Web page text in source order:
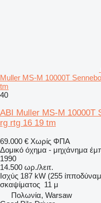
Muller MS-M 10000T
tm
40
ABI Muller MS-M 10000T
rg rtg 16 19 tm
69.000 € Χωρίς ΦΠΑ
Δομικό όχημα - μηχάνημα
1990
14.500 ωρ./λειτ.
Ισχύς 187 kW (255
σκαψίματος 11 μ
Πολωνία, Warsaw